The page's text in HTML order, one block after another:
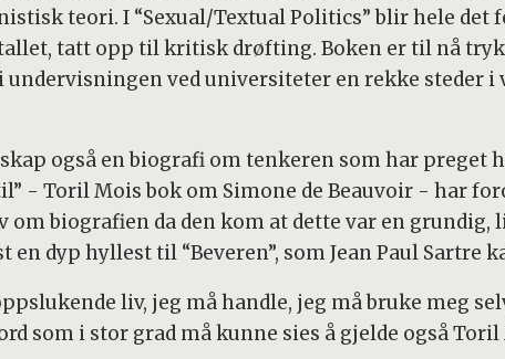
teori. I “Sexual/Textual Politics” blir hele
tatt opp til kritisk drøfting. Boken er til nå
undervisningen ved universiteter en rekke steder i
også en biografi om tenkeren som har preget
- Toril Mois bok om Simone de Beauvoir - har
om biografien da den kom at dette var en
dyp hyllest til “Beveren”, som Jean Paul Sartre
liv, jeg må handle, jeg må bruke meg
som i stor grad må kunne sies å gjelde også Toril